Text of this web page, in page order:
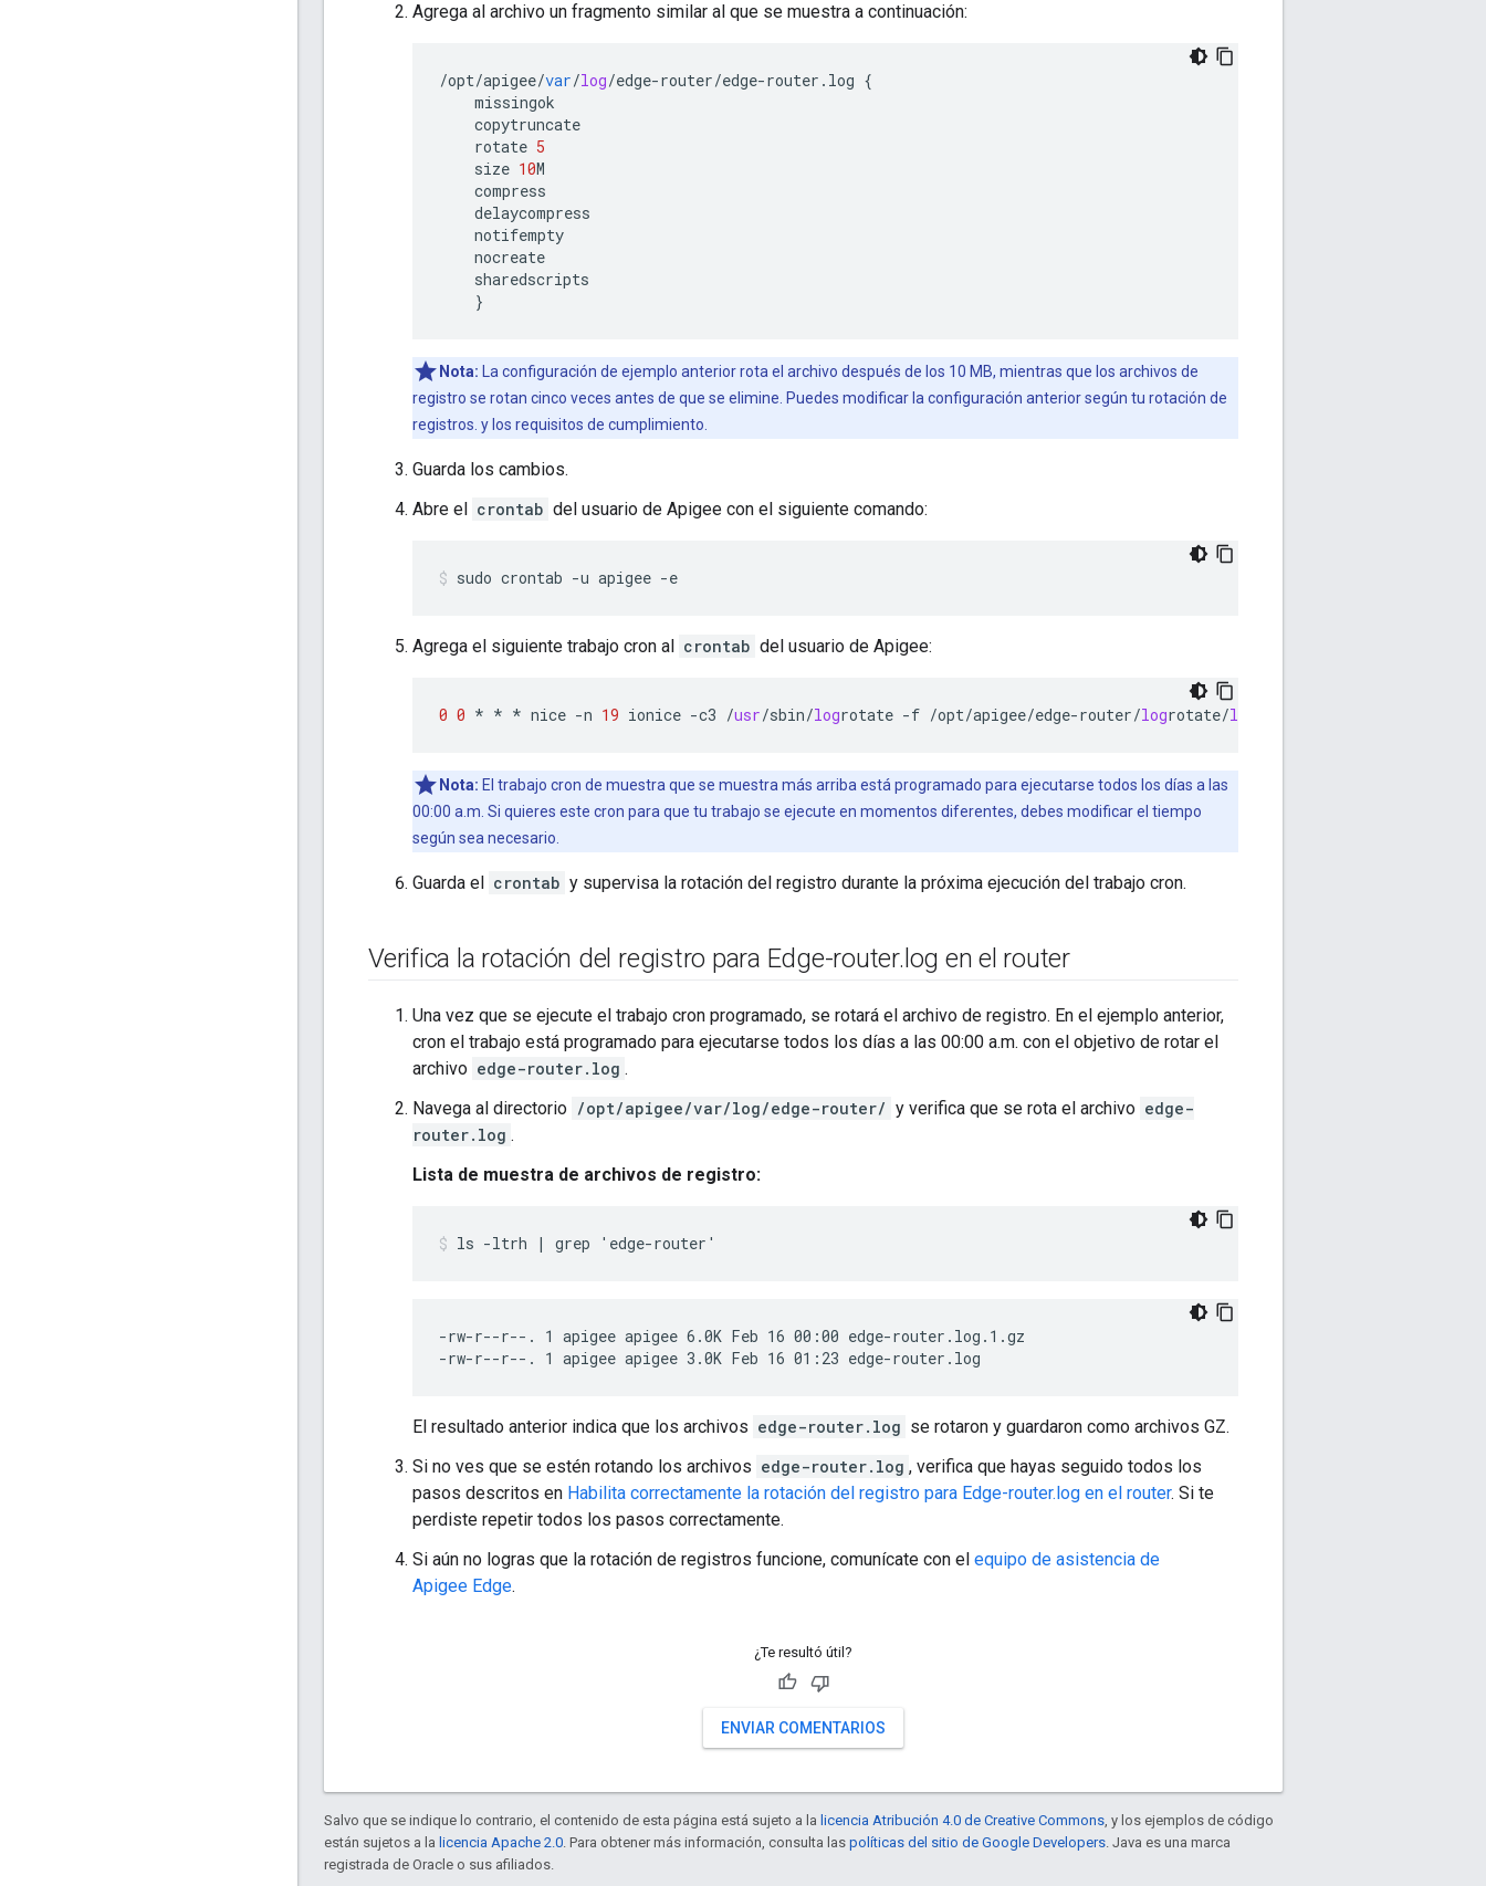
Agrega al archivo un fragmento similar al que se muestra a continuación:
/opt/apigee/var/log/edge-router/edge-router . log {
missingok
copytruncate
rotate 5
size 10M
compress
delaycompress
notifempty
nocreate
sharedscripts
}
Nota: La configuración de ejemplo anterior rota el archivo después de los 10 MB, mientras que los archivos de
registro se rotan cinco veces antes de que se elimine. Puedes modificar la configuración anterior según tu rotación de
registros. y los requisitos de cumplimiento.
Guarda los cambios.
Abre el crontab del usuario de Apigee con el siguiente comando:
Agrega el siguiente trabajo cron al crontab del usuario de Apigee:
0 0 * * * nice -n 19 ionice -c3 /usr/sbin/logrotate -f /opt/apigee/edge-router/logrotate/log
Nota: El trabajo cron de muestra que se muestra más arriba está programado para ejecutarse todos los días a las
00:00 a.m. Si quieres este cron para que tu trabajo se ejecute en momentos diferentes, debes modificar el tiempo
según sea necesario.
Guarda el crontab y supervisa la rotación del registro durante la próxima ejecución del trabajo cron.
Verifica la rotación del registro para Edge-router. log en el router
Una vez que se ejecute el trabajo cron programado, se rotará el archivo de registro. En el ejemplo anterior,
cron el trabajo está programado para ejecutarse todos los días a las 00:00 a.m. con el objetivo de rotar el
archivo edge-router.log .
Navega al directorio /opt/apigee/var/log/edge-router/ y verifica que se rota el archivo edge-
router.log .
Lista de muestra de archivos de registro:
-rw-r--r--. 1 apigee apigee 6.0K Feb 16 00:00 edge-router.log.1.gz
-rw-r--r--. 1 apigee apigee 3.0K Feb 16 01:23 edge-router.log
El resultado anterior indica que los archivos edge-router.log se rotaron y guardaron como archivos GZ.
Si no ves que se estén rotando los archivos edge-router.log , verifica que hayas seguido todos los
pasos descritos en Habilita correctamente la rotación del registro para Edge-router.log en el router. Si te
perdiste repetir todos los pasos correctamente.
Si aún no logras que la rotación de registros funcione, comunícate con el equipo de asistencia de
Apigee Edge.
¿Te resultó útil?
ENVIAR COMENTARIOS
Salvo que se indique lo contrario, el contenido de esta página está sujeto a la licencia Atribución 4.0 de Creative Commons, y los ejemplos de código
están sujetos a la licencia Apache 2.0. Para obtener más información, consulta las políticas del sitio de Google Developers. Java es una marca
registrada de Oracle o sus afiliados.